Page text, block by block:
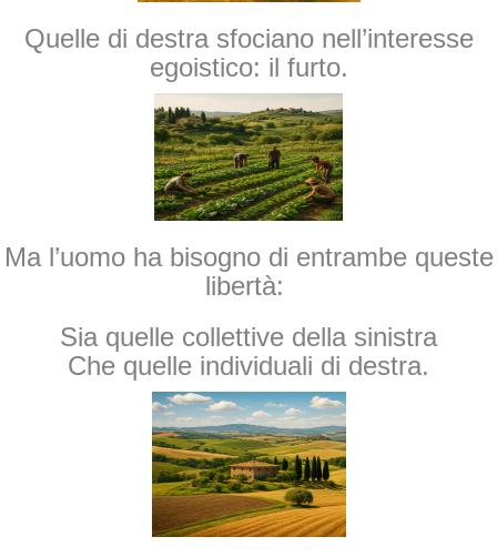
Quelle di destra sfociano nell’interesse
egoistico: il furto.
Ma l’uomo ha bisogno di entrambe queste
libertà:
Sia quelle collettive della sinistra
Che quelle individuali di destra.